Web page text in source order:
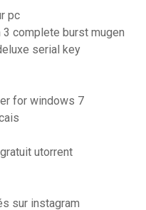
pc
complete burst mugen
serial key
for windows 7
utorrent
sur instagram